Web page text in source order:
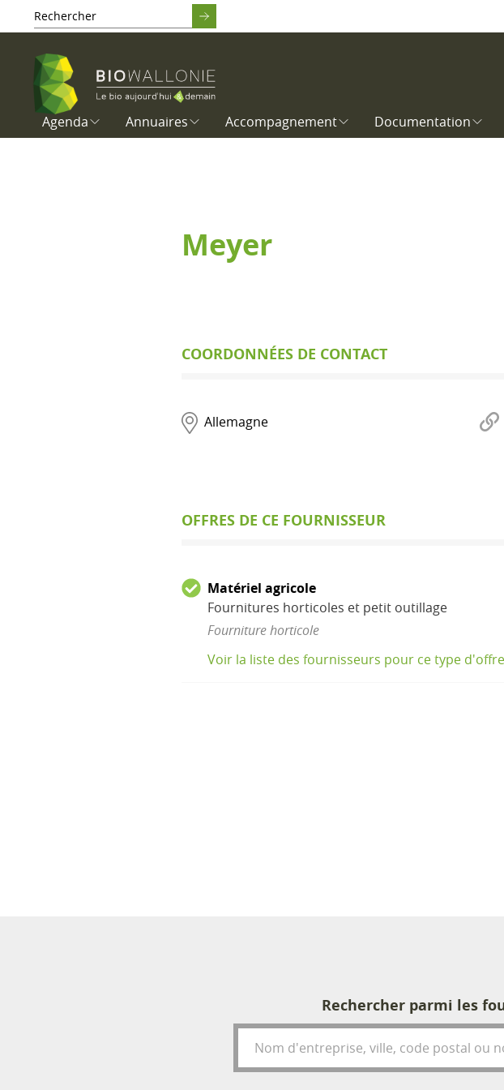
Agenda Annuaires Accompagnement Documentation
Meyer
COORDONNÉES DE CONTACT
Allemagne
OFFRES DE CE FOURNISSEUR
Matériel agricole
Fournitures horticoles et petit outillage
Fourniture horticole
Voir la liste des fournisseurs pour ce type
Rechercher parmi les